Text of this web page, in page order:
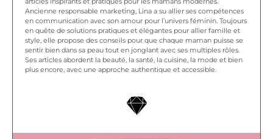
Ancienne responsable marketing, Lina a su allier ses compétences
en communication avec son amour pour l’univers féminin. Toujours
en quête de solutions pratiques et élégantes pour allier famille et
style, elle propose des conseils pour que chaque maman puisse se
sentir bien dans sa peau tout en jonglant avec ses multiples rôles.
Ses articles abordent la beauté, la santé, la cuisine, la mode et bien
plus encore, avec une approche authentique et accessible.